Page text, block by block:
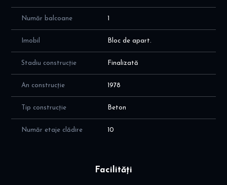
Număr balcoane 1
Imobil Bloc de apart.
Stadiu construcție Finalizată
An construcție 1978
Tip construcție Beton
Număr etaje clădire 10
Facilități